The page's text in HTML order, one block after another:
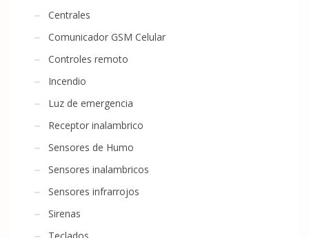
Centrales
Comunicador GSM Celular
Controles remoto
Incendio
Luz de emergencia
Receptor inalambrico
Sensores de Humo
Sensores inalambricos
Sensores infrarrojos
Sirenas